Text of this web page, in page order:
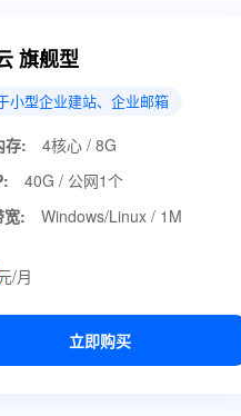
旗舰型
小型企业建站、企业邮箱
存:
4核心 / 8G
40G / 公网1个
宽:
Windows/Linux / 1M
/月
立即购买